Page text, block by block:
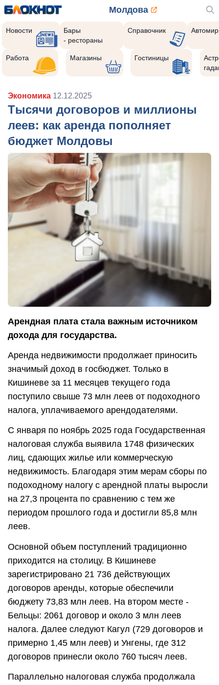
Молдова
Новости
Бары
- рестораны
Справочник Автомир
Работа Магазины Гостиницы
Экономика 12.12.2025
Тысячи договоров и миллионы
леев: как аренда пополняет
бюджет Молдовы
Арендная плата стала важным источником
дохода для государства.
Аренда недвижимости продолжает приносить
значимый доход в госбюджет. Только в
Кишиневе за 11 месяцев текущего года
поступило свыше 73 млн леев от подоходного
налога, уплачиваемого арендодателями.
С января по ноябрь 2025 года Государственная
налоговая служба выявила 1748 физических
лиц, сдающих жилье или коммерческую
недвижимость. Благодаря этим мерам сборы по
подоходному налогу с арендной платы выросли
на 27,3 процента по сравнению с тем же
периодом прошлого года и достигли 85,8 млн
леев.
Основной объем поступлений традиционно
приходится на столицу. В Кишиневе
зарегистрировано 21 736 действующих
договоров аренды, которые обеспечили
бюджету 73,83 млн леев. На втором месте -
Бельцы: 2061 договор и около 3 млн леев
налога. Далее следуют Кагул (729 договоров и
примерно 1,45 млн леев) и Унгены, где 312
договоров принесли около 760 тысяч леев.
Параллельно налоговая служба продолжала